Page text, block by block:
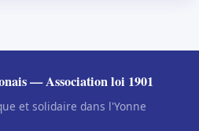
— Association loi 1901
et solidaire dans l'Yonne